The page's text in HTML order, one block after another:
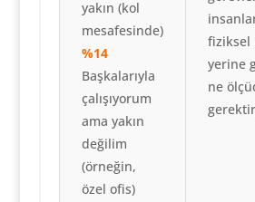
yakın (kol
mesafesinde)
%14
Başkalarıyla
çalışıyorum
ama yakın
değilim
(örneğin,
özel ofis)
fiziksel
yerine
ne